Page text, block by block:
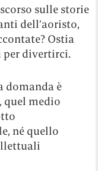
sulle storie
dell’aoristo,
Ostia
per divertirci.
domanda è
quel medio
né quello